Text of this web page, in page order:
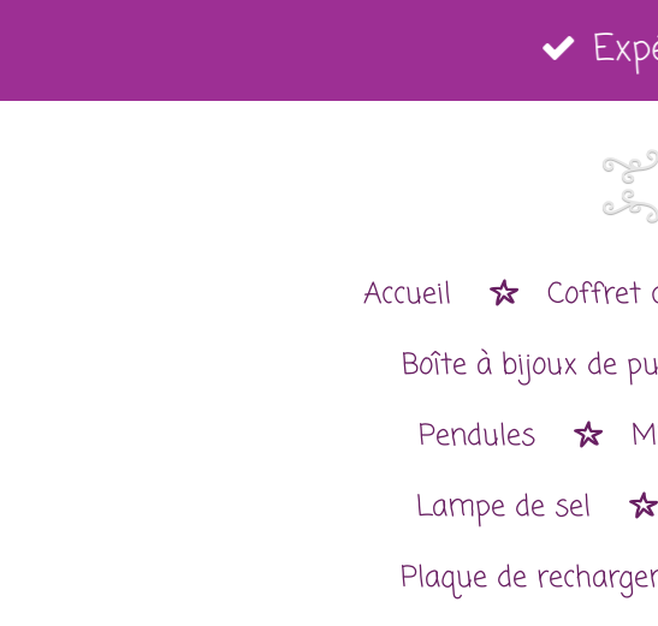
au
Accueil Coffret
Boîte à bijoux de
Pendules
Lampe de sel
Plaque de